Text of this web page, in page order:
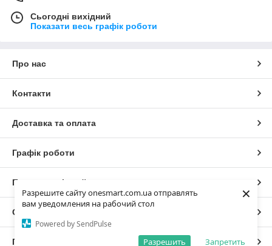
Разрешите сайту onesmart.com.ua отправлять
вам уведомления на рабочий стол
Powered by SendPulse
Запретить
Разрешить
×
Сьогодні вихідний
Показати весь графік роботи
Про нас
Контакти
Доставка та оплата
Графік роботи
Повна версія сайту
Сайт створено на маркетплейсі
Політика конфіденційності